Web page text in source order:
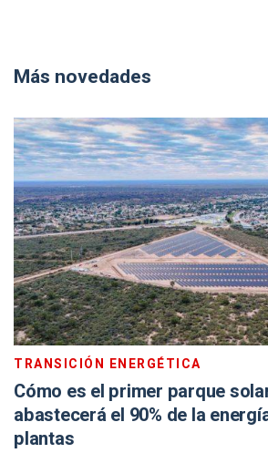
Más novedades
TRANSICIÓN ENERGÉTICA
Cómo es el primer parque
abastecerá el 90% de la
plantas